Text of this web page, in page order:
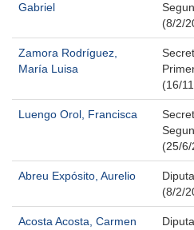
Gabriel
(8/2/
Zamora Rodríguez,
María Luisa
(16/
Luengo Orol, Francisca
(25/
Abreu Expósito, Aurelio
(8/2/
Acosta Acosta, Carmen